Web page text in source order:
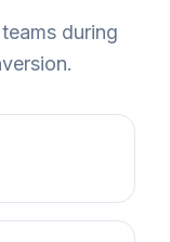
during